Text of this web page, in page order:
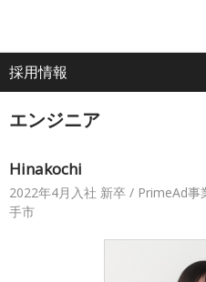
All
About
ホーム
IR・投資家情報
エンジニア
Hinakochi
2022年4月入社 新卒 / PrimeAd
手市
採用情報